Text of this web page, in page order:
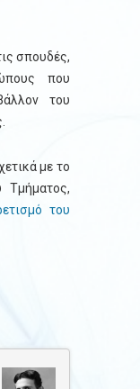
σπουδές,
που
του
με το
Τμήματος,
του